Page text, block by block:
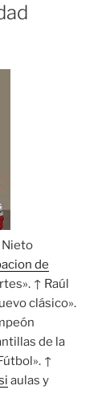
Nieto
de
↑ Raúl
clásico».
de la
↑
aulas y